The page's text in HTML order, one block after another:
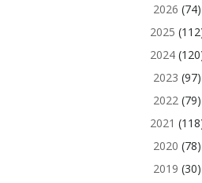
2026 (74)
2025
2024
2023 (97)
2022(79)
2021
2020 (78)
2019 (30)